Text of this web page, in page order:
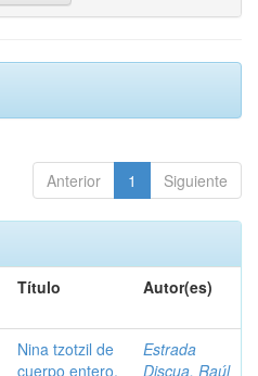
Anterior 1 Siguiente
Título Autor(es)
Nina tzotzil de
cuerpo entero,
Estrada
Discua, Raúl